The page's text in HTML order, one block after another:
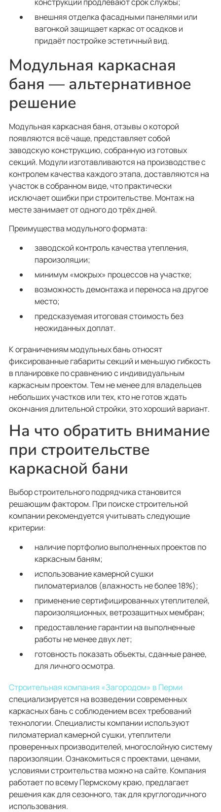
внешняя отделка фасадными панелями или
вагонкой защищает каркас от осадков и
придаёт постройке эстетичный вид.
Модульная каркасная
баня — альтернативное
решение
Модульная каркасная баня, отзывы о которой
появляются всё чаще, представляет собой
заводскую конструкцию, собранную из готовых
секций. Модули изготавливаются на производстве с
контролем качества каждого этапа, доставляются на
участок в собранном виде, что практически
исключает ошибки при строительстве. Монтаж на
месте занимает от одного до трёх дней.
Преимущества модульного формата:
заводской контроль качества утепления,
пароизоляции;
минимум «мокрых» процессов на участке;
возможность демонтажа и переноса на другое
место;
предсказуемая итоговая стоимость без
неожиданных доплат.
К ограничениям модульных бань относят
фиксированные габариты секций и меньшую гибкость
в планировке по сравнению с индивидуальным
каркасным проектом. Тем не менее для владельцев
небольших участков или тех, кто не готов ждать
окончания длительной стройки, это хороший вариант.
На что обратить внимание
при строительстве
каркасной бани
Выбор строительного подрядчика становится
решающим фактором. При поиске строительной
компании рекомендуется учитывать следующие
критерии:
наличие портфолио выполненных проектов по
каркасным баням;
использование камерной сушки
пиломатериалов (влажность не более 18%);
применение сертифицированных утеплителей,
пароизоляционных, ветрозащитных мембран;
предоставление гарантии на выполненные
работы не менее двух лет;
готовность показать объекты, сданные ранее,
для личного осмотра.
Строительная компания «Загородом» в Перми
специализируется на возведении современных
каркасных бань с соблюдением всех требований
технологии. Специалисты компании используют
пиломатериал камерной сушки, утеплители
проверенных производителей, многослойную систему
пароизоляции. Ознакомиться с проектами, ценами,
условиями строительства можно на сайте. Компания
работает по всему Пермскому краю, предлагает
решения как для сезонного, так для круглогодичного
использования.